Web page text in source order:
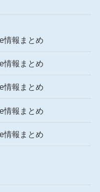
情報まとめ
情報まとめ
情報まとめ
情報まとめ
情報まとめ